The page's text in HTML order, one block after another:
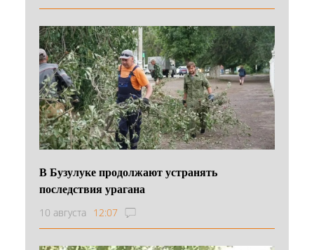
В Бузулуке продолжают устранять
последствия урагана
10 августа 12:07